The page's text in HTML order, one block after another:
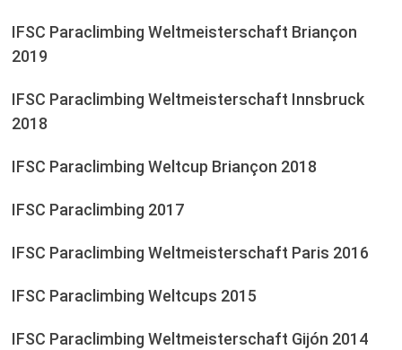
IFSC Paraclimbing Weltmeisterschaft Briançon
2019
IFSC Paraclimbing Weltmeisterschaft Innsbruck
2018
IFSC Paraclimbing Weltcup Briançon 2018
IFSC Paraclimbing 2017
IFSC Paraclimbing Weltmeisterschaft Paris 2016
IFSC Paraclimbing Weltcups 2015
IFSC Paraclimbing Weltmeisterschaft Gijón 2014